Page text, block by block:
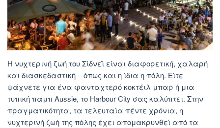
Η νυχτερινή ζωή του Σίδνεϊ είναι διαφορετική, χαλαρή
και διασκεδαστική – όπως και η ίδια η πόλη. Είτε
ψάχνετε για ένα φανταχτερό κοκτέιλ μπαρ ή μια
τυπική παμπ Aussie, το Harbour City σας καλύπτει. Στην
πραγματικότητα, τα τελευταία πέντε χρόνια, η
νυχτερινή ζωή της πόλης έχει απομακρυνθεί από τα